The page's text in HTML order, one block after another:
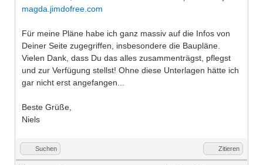
magda.jimdofree.com
Für meine Pläne habe ich ganz massiv auf die Infos von
Deiner Seite zugegriffen, insbesondere die Baupläne.
Vielen Dank, dass Du das alles zusammenträgst, pflegst
und zur Verfügung stellst! Ohne diese Unterlagen hätte ich
gar nicht erst angefangen...
Beste Grüße,
Niels
Suchen Zitieren